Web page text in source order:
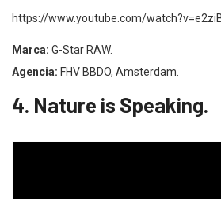
https://www.youtube.com/
Marca: G-Star RAW.
Agencia: FHV BBDO, Amsterdam.
4. Nature is Speaking.